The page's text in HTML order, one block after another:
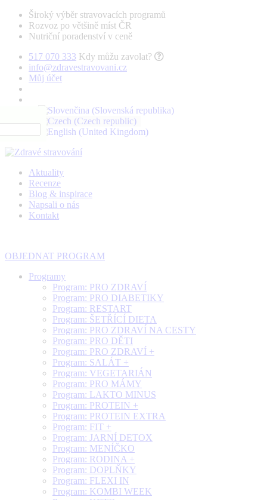
Široký výběr stravovacích programů
Rozvoz po většině míst ČR
Nutriční poradenství v ceně
517 070 333 Kdy můžu zavolat?
info@zdravestravovani.cz
Můj účet
Aktuality
Recenze
Blog & inspirace
Napsali o nás
Kontakt
OBJEDNAT PROGRAM
Programy
Program: PRO ZDRAVÍ
Program: PRO DIABETIKY
Program: RESTART
Program: ŠETŘÍCÍ DIETA
Program: PRO ZDRAVÍ NA CESTY
Program: PRO DĚTI
Program: PRO ZDRAVÍ +
Program: SALÁT +
Program: VEGETARIÁN
Program: PRO MÁMY
Program: LAKTO MINUS
Program: PROTEIN +
Program: PROTEIN EXTRA
Program: FIT +
Program: JARNÍ DETOX
Program: MENÍČKO
Program: RODINA +
Program: DOPLŇKY
Program: FLEXI IN
Program: KOMBI WEEK